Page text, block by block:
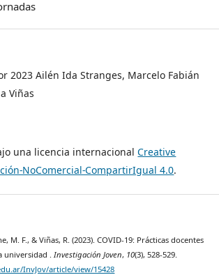
2023 Ailén Ida Stranges, Marcelo Fabián
Viñas
una licencia internacionalCreative
NoComercial-CompartirIgual 4.0.
M. F., & Viñas, R. (2023). COVID-19: Prácticas docentes
universidad . Investigación Joven, 10(3), 528-529.
InvJov/article/view/15428